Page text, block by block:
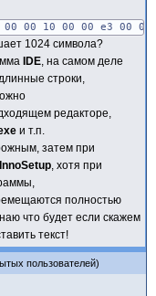
00 00 10 00 00 e3 00
1024 символа?
IDE , на самом деле
строки,
редакторе,
и т.п.
затем при
InnoSetup , хотя при
полностью
что будет если скажем
текст!
пользователей)